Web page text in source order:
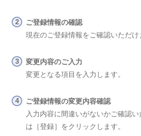
ご登録情報の確認
現在のご登録情報をご確認いただけ
変更内容のご入力
変更となる項目を入力します。
ご登録情報の変更内容確認
入力内容に間違いがないかご確認
は［登録］をクリックします。